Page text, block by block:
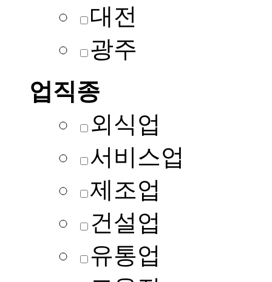
대전
광주
업직종
외식업
서비스업
제조업
건설업
유통업